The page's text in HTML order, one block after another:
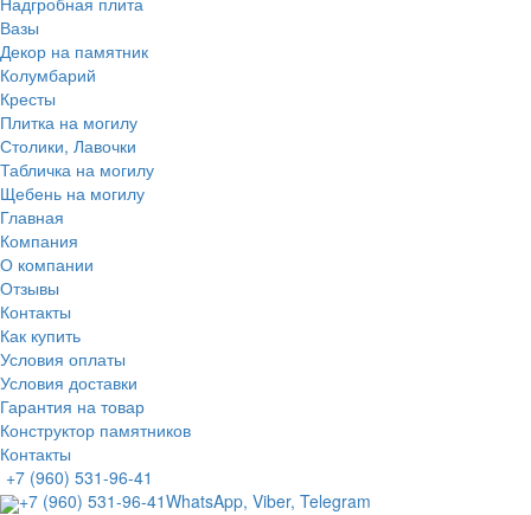
Вазы
Декор на памятник
Колумбарий
Кресты
Плитка на могилу
Столики, Лавочки
Табличка на могилу
Щебень на могилу
Главная
Компания
О компании
Отзывы
Контакты
Как купить
Условия оплаты
Условия доставки
Гарантия на товар
Конструктор памятников
Контакты
+7 (960) 531-96-41
+7 (960) 531-96-41WhatsApp, Viber, Telegram